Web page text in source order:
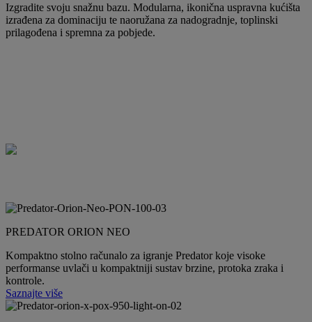
Izgradite svoju snažnu bazu. Modularna, ikonična uspravna kućišta
izrađena za dominaciju te naoružana za nadogradnje, toplinski
prilagođena i spremna za pobjede.
PREDATOR ORION NEO
Kompaktno stolno računalo za igranje Predator koje visoke
performanse uvlači u kompaktniji sustav brzine, protoka zraka i
kontrole.
Saznajte više